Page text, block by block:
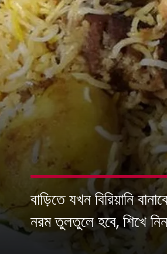
বাড়িতে যখন বিরিয়ানি